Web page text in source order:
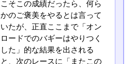
こそこの成績だったら、何ら
かのご褒美をやるとは言って
いたが、正直ここまで「オン
ロードでのバギーはやりつく
した」的な結果を出される
と、次のレースに「またこの